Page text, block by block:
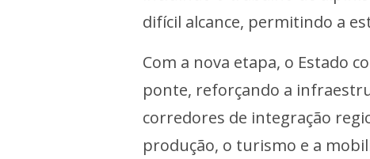
difícil alcance, permitindo a
Com a nova etapa, o Estado
ponte, reforçando a
corredores de integração
produção, o turismo e a